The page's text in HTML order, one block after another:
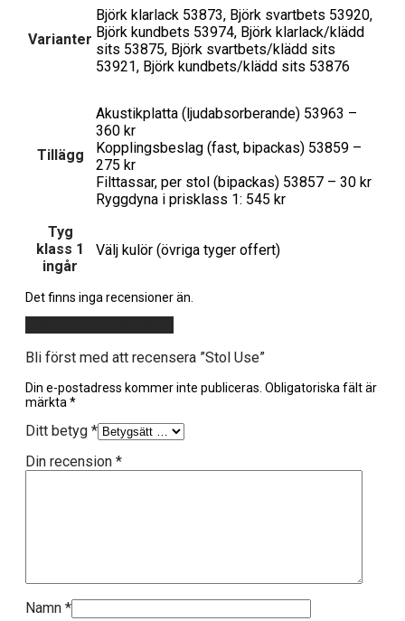
Varianter
Björk klarlack 53873, Björk svartbets 53920,
Björk kundbets 53974, Björk klarlack/klädd
sits 53875, Björk svartbets/klädd sits
53921, Björk kundbets/klädd sits 53876
Tillägg
Akustikplatta (ljudabsorberande) 53963 –
360 kr
Kopplingsbeslag (fast, bipackas) 53859 –
275 kr
Filttassar, per stol (bipackas) 53857 – 30 kr
Ryggdyna i prisklass 1: 545 kr
Tyg
klass 1
ingår
Välj kulör (övriga tyger offert)
Det finns inga recensioner än.
Bli först med att recensera ”Stol Use”
Din e-postadress kommer inte publiceras. Obligatoriska fält är
märkta *
Ditt betyg *
Din recension *
Namn *